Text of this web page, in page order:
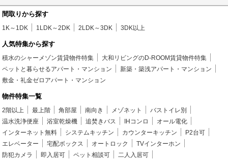
間取りから探す
1K～1DK 1LDK～2DK 2LDK～3DK 3DK以上
人気特集から探す
積水のシャーメゾン賃貸物件特集
大和リビングのD-ROOM賃貸物件特集
ペットと暮らせるアパート・マンション
新築・築浅アパート・マンション
敷金・礼金ゼロアパート・マンション
物件特集一覧
2階以上 最上階 角部屋 南向き メゾネット
バストイレ別
温水洗浄便座
浴室乾燥機 追焚きバス IHコンロ
オール電化
インターネット無料
システムキッチン カウンターキッチン
P2台可
エレベーター
宅配ボックス オートロック
TVインターホン
防犯カメラ
即入居可 ペット相談可
二人入居可